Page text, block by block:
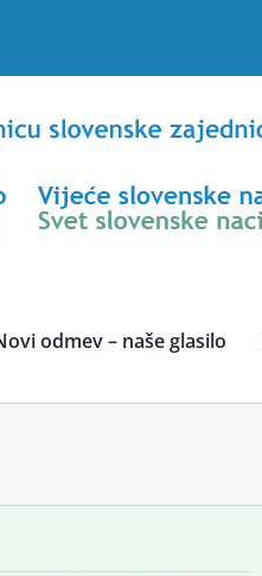
odmev – naše glasilo